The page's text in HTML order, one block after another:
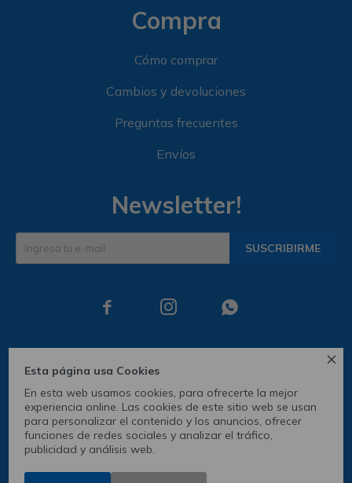

Esta página usa Cookies
En esta web usamos cookies, para ofrecerte la mejor
experiencia online. Las cookies de este sitio web se usan
para personalizar el contenido y los anuncios, ofrecer
funciones de redes sociales y analizar el tráfico,
publicidad y análisis web.
Compra
Cómo comprar
Cambios y devoluciones
Preguntas frecuentes
Envíos
Newsletter!
SUSCRIBIRME
  